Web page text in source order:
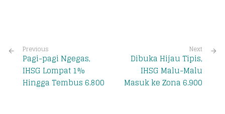
Previous
Pagi-pagi Ngegas,
IHSG Lompat 1%
Hingga Tembus 6.800
Next
Dibuka Hijau Tipis,
IHSG Malu-Malu
Masuk ke Zona 6.900